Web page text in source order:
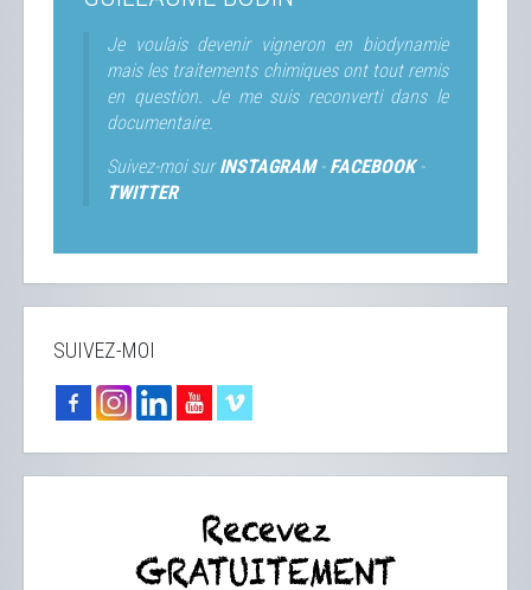
Je voulais devenir vigneron en biodynamie
mais les traitements chimiques ont tout remis
en question. Je me suis reconverti dans le
documentaire.
Suivez-moi surINSTAGRAM- FACEBOOK-
TWITTER
SUIVEZ-MOI